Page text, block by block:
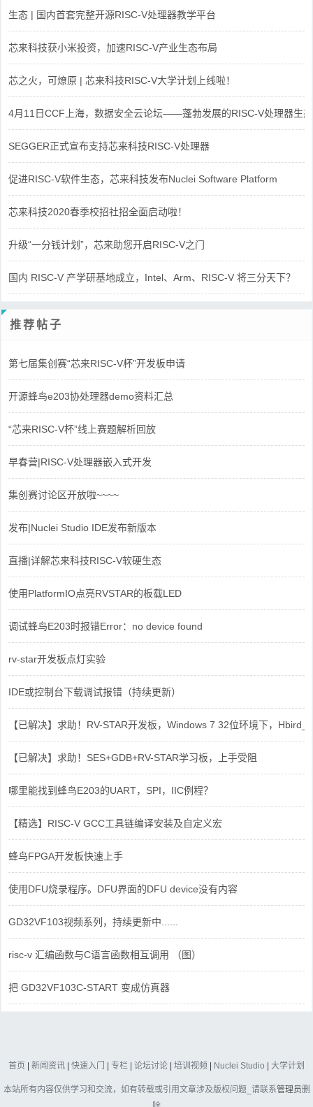
生态 | 国内首套完整开源RISC-V处理器教学平台
芯来科技获小米投资，加速RISC-V产业生态布局
芯之火，可燎原 | 芯来科技RISC-V大学计划上线啦！
4月11日CCF上海，数据安全云论坛——蓬勃发展的RISC-V处理器生态
SEGGER正式宣布支持芯来科技RISC-V处理器
促进RISC-V软件生态，芯来科技发布Nuclei Software Platform
芯来科技2020春季校招社招全面启动啦！
升级“一分钱计划”，芯来助您开启RISC-V之门
国内 RISC-V 产学研基地成立，Intel、Arm、RISC-V 将三分天下？
推荐帖子
第七届集创赛“芯来RISC-V杯”开发板申请
开源蜂鸟e203协处理器demo资料汇总
“芯来RISC-V杯”线上赛题解析回放
早春营|RISC-V处理器嵌入式开发
集创赛讨论区开放啦~~~~
发布|Nuclei Studio IDE发布新版本
直播|详解芯来科技RISC-V软硬生态
使用PlatformIO点亮RVSTAR的板载LED
调试蜂鸟E203时报错Error：no device found
rv-star开发板点灯实验
IDE或控制台下载调试报错（持续更新）
【已解决】求助！RV-STAR开发板，Windows 7 32位环境下，
【已解决】求助！SES+GDB+RV-STAR学习板，上手受阻
哪里能找到蜂鸟E203的UART，SPI，IIC例程？
【精选】RISC-V GCC工具链编译安装及自定义宏
蜂鸟FPGA开发板快速上手
使用DFU烧录程序。DFU界面的DFU device没有内容
GD32VF103视频系列，持续更新中......
risc-v 汇编函数与C语言函数相互调用 （图）
把 GD32VF103C-START 变成仿真器
首页 | 新闻资讯 | 快速入门 | 专栏 | 论坛讨论 | 培训视频 | Nuclei Studio | 大学计划
本站所有内容仅供学习和交流，如有转载或引用文章涉及版权问题_请联系管理员删